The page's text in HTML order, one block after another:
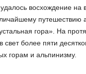
восхождение на
путешествию
гора». На
свет более пяти
горам и альпинизму.